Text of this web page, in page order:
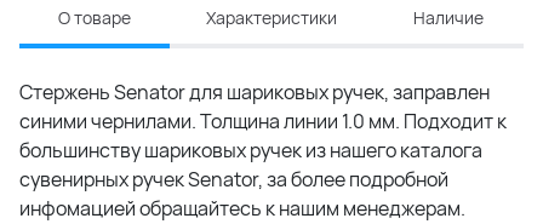
О товаре Характеристики Наличие
Стержень Senator для шариковых ручек, заправлен
синими чернилами. Толщина линии 1.0 мм. Подходит к
большинству шариковых ручек из нашего каталога
сувенирных ручек Senator, за более подробной
инфомацией обращайтесь к нашим менеджерам.